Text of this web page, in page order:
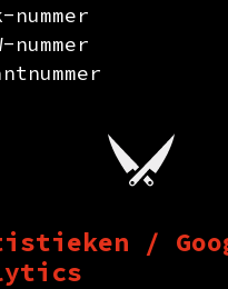
nummer
nummer
/